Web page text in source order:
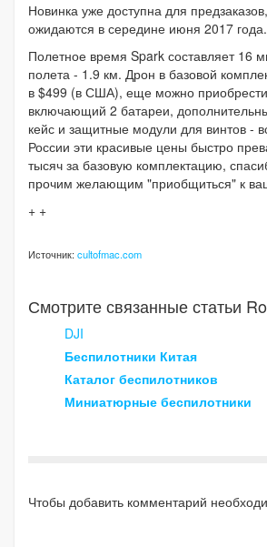
Новинка уже доступна для
ожидаются в середине июня 2017 года.
Полетное время Spark составляет 16
полета - 1.9 км. Дрон в базовой
в $499 (в США), еще можно
включающий 2 батареи,
кейс и защитные модули для винтов -
России эти красивые цены быстро
тысяч за базовую комплектацию,
прочим желающим "приобщиться" к
+ +
Источник:cultofmac.com
Смотрите связанные статьи
DJI
Беспилотники Китая
Каталог беспилотников
Миниатюрные беспилотники
Чтобы добавить комментарий